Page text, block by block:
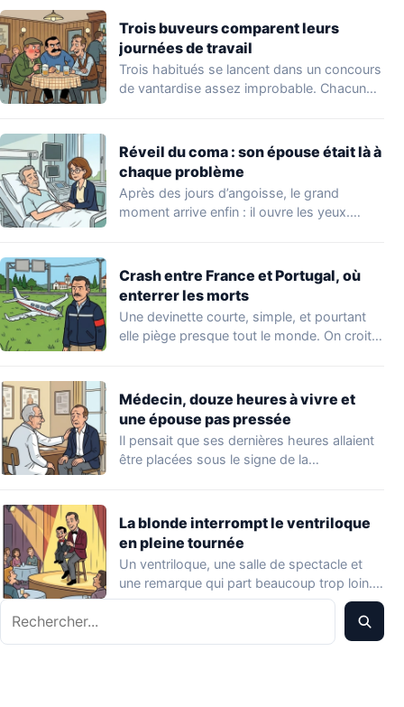
Trois buveurs comparent leurs
journées de travail
Trois habitués se lancent dans un concours
de vantardise assez improbable. Chacun
Réveil du coma : son épouse était là à
chaque problème
Après des jours d’angoisse, le grand
moment arrive enfin : il ouvre les yeux.…
Crash entre France et Portugal, où
enterrer les morts
Une devinette courte, simple, et pourtant
elle piège presque tout le monde. On croit…
Médecin, douze heures à vivre et
une épouse pas pressée
Il pensait que ses dernières heures allaient
être placées sous le signe de la…
La blonde interrompt le ventriloque
en pleine tournée
Un ventriloque, une salle de spectacle et
une remarque qui part beaucoup trop loin.…
Rechercher